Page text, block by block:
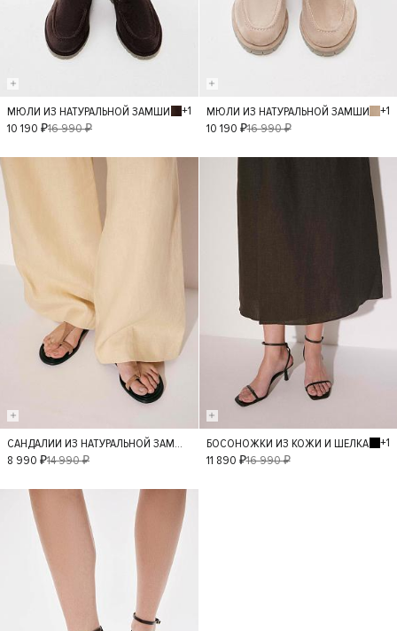
40 36
38 39
МЮЛИ ИЗ НАТУРАЛЬНОЙ ЗАМШИ
+1
10 190 ₽16 990 ₽ 40 36
38
39
МЮЛИ ИЗ НАТУРАЛЬНОЙ ЗАМШИ
+1
10 190 ₽16 990 ₽
40 36
38
39
САНДАЛИИ ИЗ НАТУРАЛЬНОЙ ЗАМШИ
8 990 ₽14 990 ₽
- 30%
40 36
БОСОНОЖКИ ИЗ КОЖИ И ШЕЛКА
+1
11 890 ₽16 990 ₽
- 30%